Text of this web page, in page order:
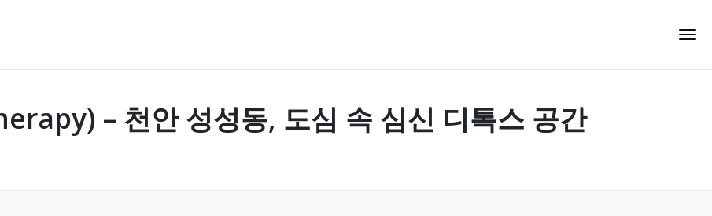
– 천안 성성동, 도심 속 심신 디톡스 공간